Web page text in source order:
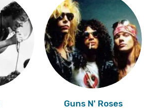
Guns N' Roses